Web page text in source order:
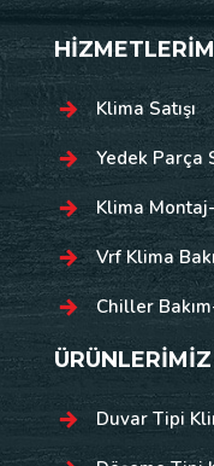
Klima Satışı
Yedek Parça
Klima
Vrf Klima
Chiller
ÜRÜNLERİMİZ
Duvar Tipi